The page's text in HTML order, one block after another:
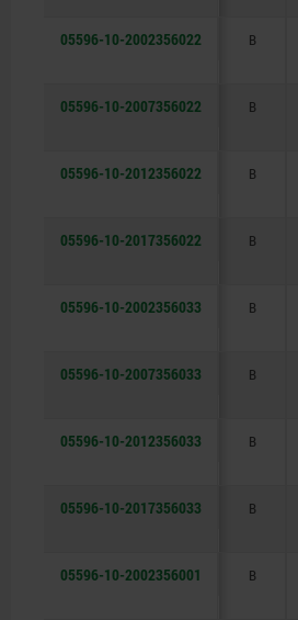
05596-10-2002356022 B
05596-10-2007356022 B
05596-10-2012356022 B
05596-10-2017356022 B
05596-10-2002356033 B
05596-10-2007356033 B
05596-10-2012356033 B
05596-10-2017356033 B
05596-10-2002356001 B